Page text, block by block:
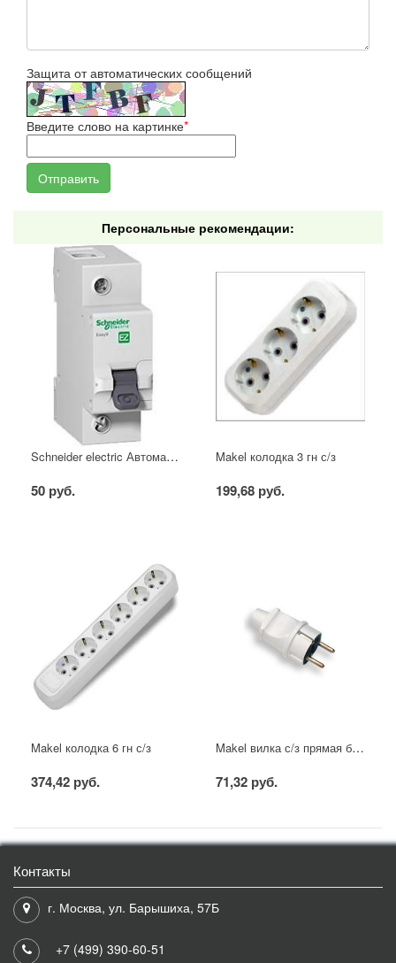
Защита от автоматических сообщений
Введите слово на картинке*
Персональные рекомендации:
Schneider electric Автоматический выключатель 1/40А
50 руб.
Makel колодка 3 гн с/з
199,68 руб.
Makel колодка 6 гн с/з
374,42 руб.
Makel вилка с/з прямая белая
71,32 руб.
Контакты
г. Москва, ул. Барышиха, 57Б
+7 (499) 390-60-51